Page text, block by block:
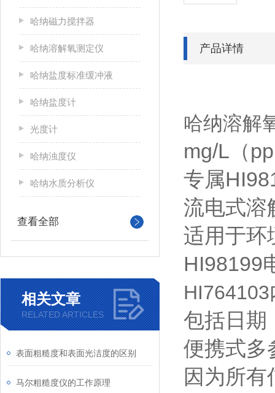
哈纳磁力搅拌器
哈纳溶解氧测定仪
哈纳盐度标准缓冲液
哈纳盐度计
光度计
哈纳浊度仪
哈纳水质分析仪
查看全部
相关文章
RELATED ARTICLES
表面粗糙度和表面光洁度的区别
马尔粗糙度仪的工作原理
产品详情
哈纳溶解
mg/L（
专属
流电式溶
适用于环
HI98199
HI764103
包括日期
便携式多
因为所